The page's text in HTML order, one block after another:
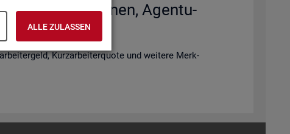
ALLE ZULASSEN
Agen­tu­
Kurz­ar­bei­ter­quo­te und wei­te­re Merk­